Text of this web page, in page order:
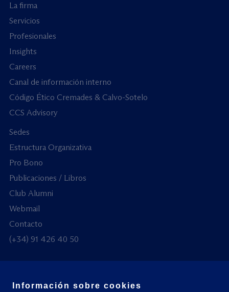
La firma
Servicios
Profesionales
Insights
Careers
Canal de información interno
Código Ético Cremades & Calvo-Sotelo
CCS Advisory
Sedes
Estructura Organizativa
Pro Bono
Publicaciones / Libros
Club Alumni
Webmail
Contacto
(+34) 91 426 40 50
Información sobre cookies